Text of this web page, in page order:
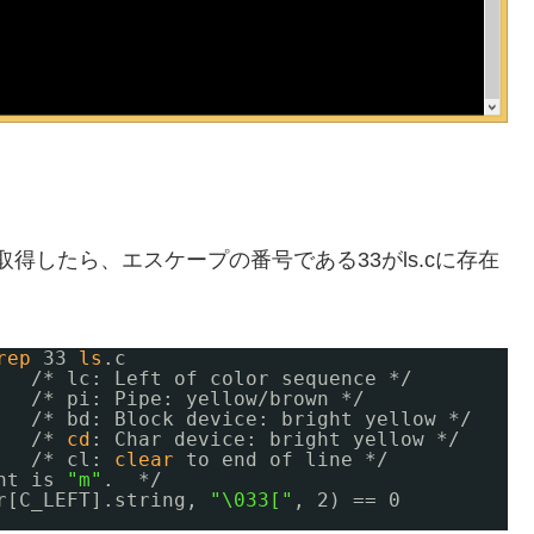
したら、エスケープの番号である33がls.cに存在
33 ls .c
/* lc: Left of color sequence */
/* pi: Pipe: yellow/brown
*/
/* bd: Block device: bright yellow */
/* cd : Char device: bright yellow */
/* cl: clear
to end of line */
is
"m" .  */
"\033[" , 2) == 0